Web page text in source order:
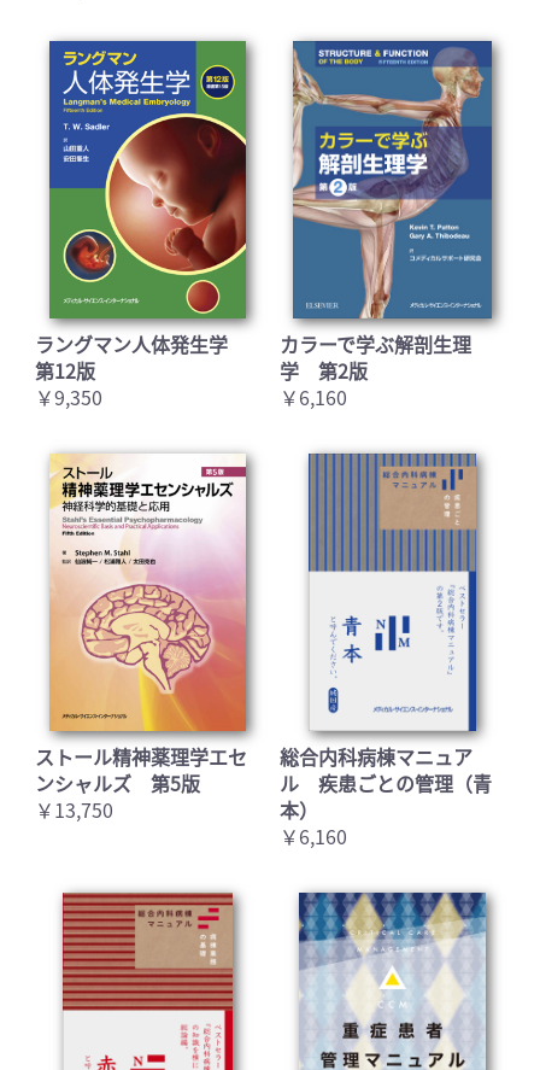
お買い物を続ける カートへ進む
ラングマン人体発生学
第12版
￥9,350
カラーで学ぶ解剖生理
学 第2版
￥6,160
ストール精神薬理学エセ
ンシャルズ 第5版
￥13,750
総合内科病棟マニュア
ル 疾患ごとの管理（青
本）
￥6,160